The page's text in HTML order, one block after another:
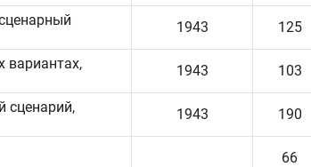
1943 125
вариантах,
1943 103
сценарий,
1943 190
66